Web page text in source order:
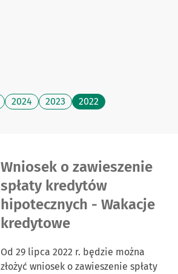
2024 2023 2022
DATA PUBLIKACJI:
Wniosek o zawieszenie
spłaty kredytów
hipotecznych - Wakacje
kredytowe
Od 29 lipca 2022 r. będzie można
złożyć wniosek o zawieszenie spłaty